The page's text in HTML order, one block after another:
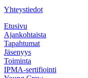
Yhteystiedot
Etusivu
Ajankohtaista
Tapahtumat
Jäsenyys
Toiminta
IPMA-sertifiointi